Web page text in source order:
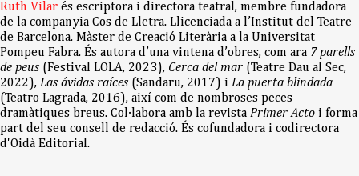
Ruth Vilar és escriptora i directora teatral, membre fundadora
de la companyia Cos de Lletra. Llicenciada a l’Institut del Teatre
de Barcelona. Màster de Creació Literària a la Universitat
Pompeu Fabra. És autora d’una vintena d’obres, com ara 7 parells
de peus (Festival LOLA, 2023), Cerca del mar (Teatre Dau al Sec,
2022), Las ávidas raíces (Sandaru, 2017) i La puerta blindada
(Teatro Lagrada, 2016), així com de nombroses peces
dramàtiques breus. Col·labora amb la revista Primer Acto i forma
part del seu consell de redacció. És cofundadora i codirectora
d'Oidà Editorial.